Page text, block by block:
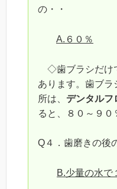
の・・
A.６０％
◇歯ブラシだけ
あります。歯ブ
所は、 デンタルフ
ると、８０～９０
Q４．歯磨きの後
B.少量の水で